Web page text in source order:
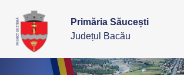
Primăria Săucești
Județul Bacău